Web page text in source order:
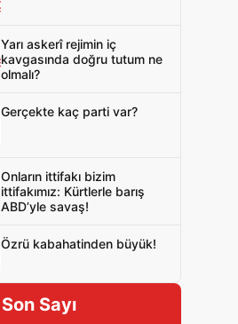
Yarı askerî rejimin iç
kavgasında doğru tutum ne
olmalı?
Gerçekte kaç parti var?
Onların ittifakı bizim
ittifakımız: Kürtlerle barış
ABD’yle savaş!
Özrü kabahatinden büyük!
Son Sayı